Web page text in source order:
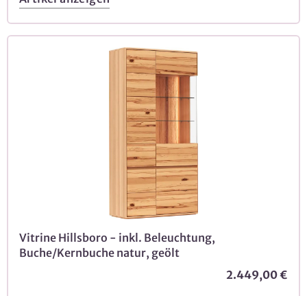
Vitrine Hillsboro - inkl. Beleuchtung,
Buche/Kernbuche natur, geölt
2.449,00 €